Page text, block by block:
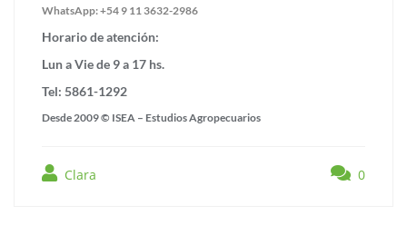
WhatsApp: +54 9 11 3632-2986
Horario de atención:
Lun a Vie de 9 a 17 hs.
Tel: 5861-1292
Desde 2009 © ISEA – Estudios Agropecuarios
Clara 0